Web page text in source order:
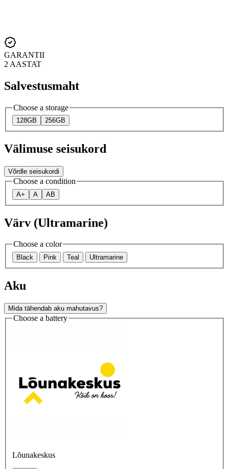
GARANTII
2 AASTAT
Salvestusmaht
Choose a storage
128GB 256GB
Välimuse seisukord
Võrdle seisukordi
Choose a condition
A+ A AB
Värv (Ultramarine)
Choose a color
Black Pink Teal Ultramarine
Aku
Mida tähendab aku mahutavus?
Choose a battery
Lõunakeskus